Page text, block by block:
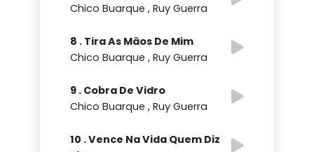
Chico Buarque , Ruy Guerra
8 . Tira As Mãos De Mim
Chico Buarque , Ruy Guerra
9 . Cobra De Vidro
Chico Buarque , Ruy Guerra
10 . Vence Na Vida Quem Diz